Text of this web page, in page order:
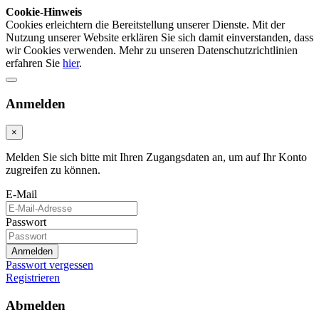
Cookie-Hinweis
Cookies erleichtern die Bereitstellung unserer Dienste. Mit der
Nutzung unserer Website erklären Sie sich damit einverstanden, dass
wir Cookies verwenden. Mehr zu unseren Datenschutzrichtlinien
erfahren Sie hier.
Anmelden
×
Melden Sie sich bitte mit Ihren Zugangsdaten an, um auf Ihr Konto
zugreifen zu können.
E-Mail
Passwort
Anmelden
Passwort vergessen
Registrieren
Abmelden